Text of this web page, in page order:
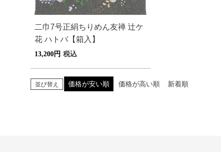
二巾7号正絹ちりめん友禅 辻ケ
花 ハトバ【箱入】
13,200 税込
並び替え 価格が安い順 価格が高い順 新着順